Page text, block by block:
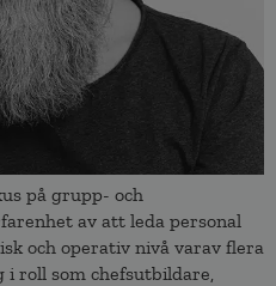
på grupp- och
av att leda personal
och operativ nivå varav flera
roll som chefsutbildare,